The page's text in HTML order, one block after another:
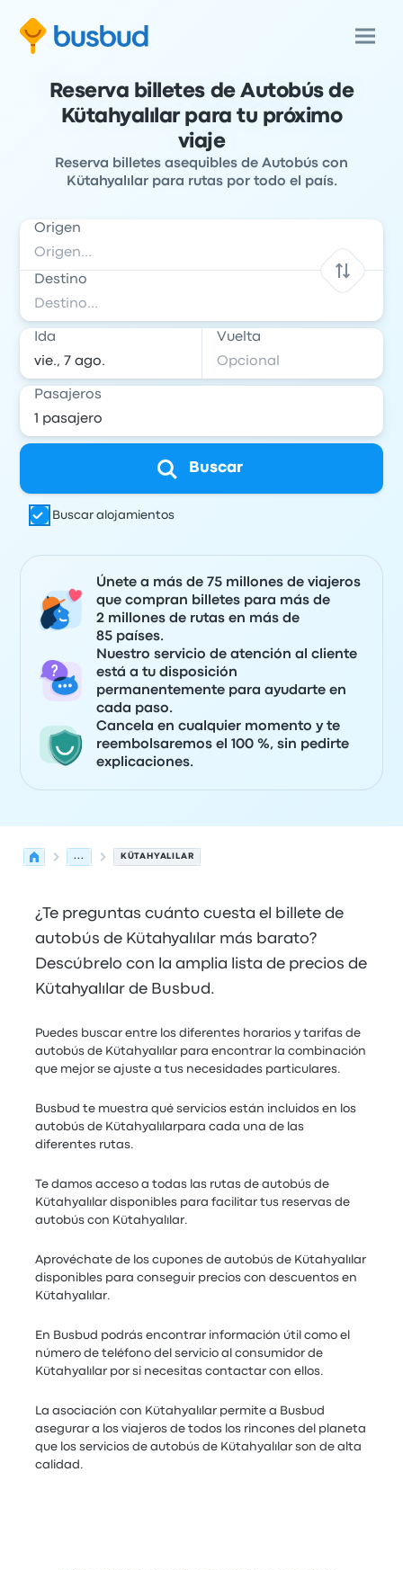
Reserva billetes de Autobús de
Kütahyalılar para tu próximo
viaje
Reserva billetes asequibles de Autobús con
Kütahyalılar para rutas por todo el país.
Origen
Destino
Ida Vuelta
Pasajeros
Buscar
Buscar alojamientos
Únete a más de 75 millones de viajeros
que compran billetes para más de
2 millones de rutas en más de
85 países.
Nuestro servicio de atención al cliente
está a tu disposición
permanentemente para ayudarte en
cada paso.
Cancela en cualquier momento y te
reembolsaremos el 100 %, sin pedirte
explicaciones.
... KÜTAHYALILAR
¿Te preguntas cuánto cuesta el billete de
autobús de Kütahyalılar más barato?
Descúbrelo con la amplia lista de precios de
Kütahyalılar de Busbud.
Puedes buscar entre los diferentes horarios y tarifas de
autobús de Kütahyalılar para encontrar la combinación
que mejor se ajuste a tus necesidades particulares.
Busbud te muestra qué servicios están incluidos en los
autobús de Kütahyalılarpara cada una de las
diferentes rutas.
Te damos acceso a todas las rutas de autobús de
Kütahyalılar disponibles para facilitar tus reservas de
autobús con Kütahyalılar.
Aprovéchate de los cupones de autobús de Kütahyalılar
disponibles para conseguir precios con descuentos en
Kütahyalılar.
En Busbud podrás encontrar información útil como el
número de teléfono del servicio al consumidor de
Kütahyalılar por si necesitas contactar con ellos.
La asociación con Kütahyalılar permite a Busbud
asegurar a los viajeros de todos los rincones del planeta
que los servicios de autobús de Kütahyalılar son de alta
calidad.